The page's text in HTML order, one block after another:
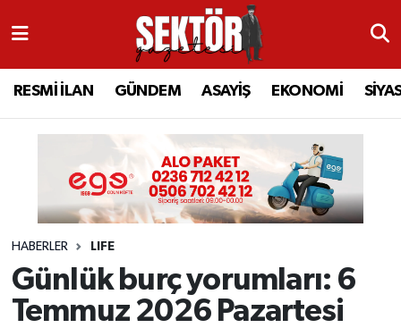
RESMİ İLAN GÜNDEM ASAYİŞ EKONOMİ
HABERLER LIFE
Günlük burç yorumları: 6
Temmuz 2026 Pazartesi
RESMİ İLAN
EKONOMİ
SİYASET
MANİSA
AKHİSAR
ALAŞEHİR
RESMİ İLAN
MANİSA
ALAŞEHİR
DEMİRCİ
GÖLMARMARA
ARAMIZDAN AYRILANLAR
BİR ZAMANLAR SALİHLİ
SİZİN SESİNİZ
Manisa Nöbetçi Eczaneler
Manisa Namaz Vakitleri
Manisa Trafik Yoğunluk Haritası
Süper Lig Puan Durumu ve Fikstür
Tüm Manşetler